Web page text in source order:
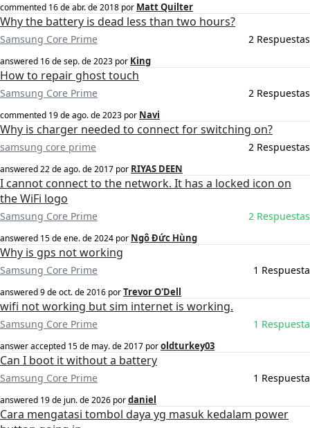
commented 16 de abr. de 2018 por Matt Quilter
Why the battery is dead less than two hours?
Samsung Core Prime 2 Respuestas
answered 16 de sep. de 2023 por King
How to repair ghost touch
Samsung Core Prime 2 Respuestas
commented 19 de ago. de 2023 por Navi
Why is charger needed to connect for switching on?
samsung core prime 2 Respuestas
answered22 de ago. de 2017 por RIYAS DEEN
I cannot connect to the network. It has a locked icon on
the WiFi logo
Samsung Core Prime 2 Respuestas
answered 15 de ene. de 2024 por Ngô Đức Hùng
Why is gps not working
Samsung Core Prime 1 Respuesta
answered9 de oct. de 2016 porTrevor O'Dell
wifi not working but sim internet is working.
Samsung Core Prime 1 Respuesta
answer accepted 15 de may. de 2017 poroldturkey03
Can I boot it without a battery
Samsung Core Prime 1 Respuesta
answered 19 de jun. de 2026 pordaniel
Cara mengatasi tombol daya yg masuk kedalam power